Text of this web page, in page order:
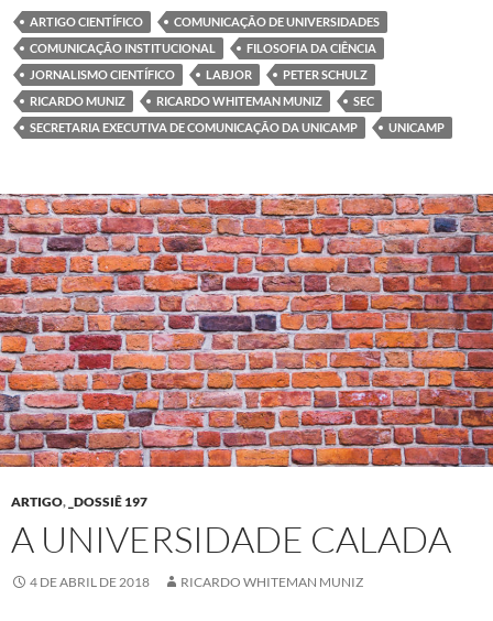
ARTIGO CIENTÍFICO
COMUNICAÇÃO DE UNIVERSIDADES
COMUNICAÇÃO INSTITUCIONAL
FILOSOFIA DA CIÊNCIA
JORNALISMO CIENTÍFICO
LABJOR
PETER SCHULZ
RICARDO MUNIZ
RICARDO WHITEMAN MUNIZ
SEC
SECRETARIA EXECUTIVA DE COMUNICAÇÃO DA UNICAMP
UNICAMP
ARTIGO, _DOSSIÊ 197
A UNIVERSIDADE CALADA
4 DE ABRIL DE 2018 RICARDO WHITEMAN MUNIZ